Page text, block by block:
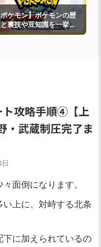
ポケモン】ポケモンの歴
裏技や豆知識を一挙紹
ト攻略手順④【上
・武蔵制圧完了ま
面倒になります。
上に、対峙する北条
に加えられているの